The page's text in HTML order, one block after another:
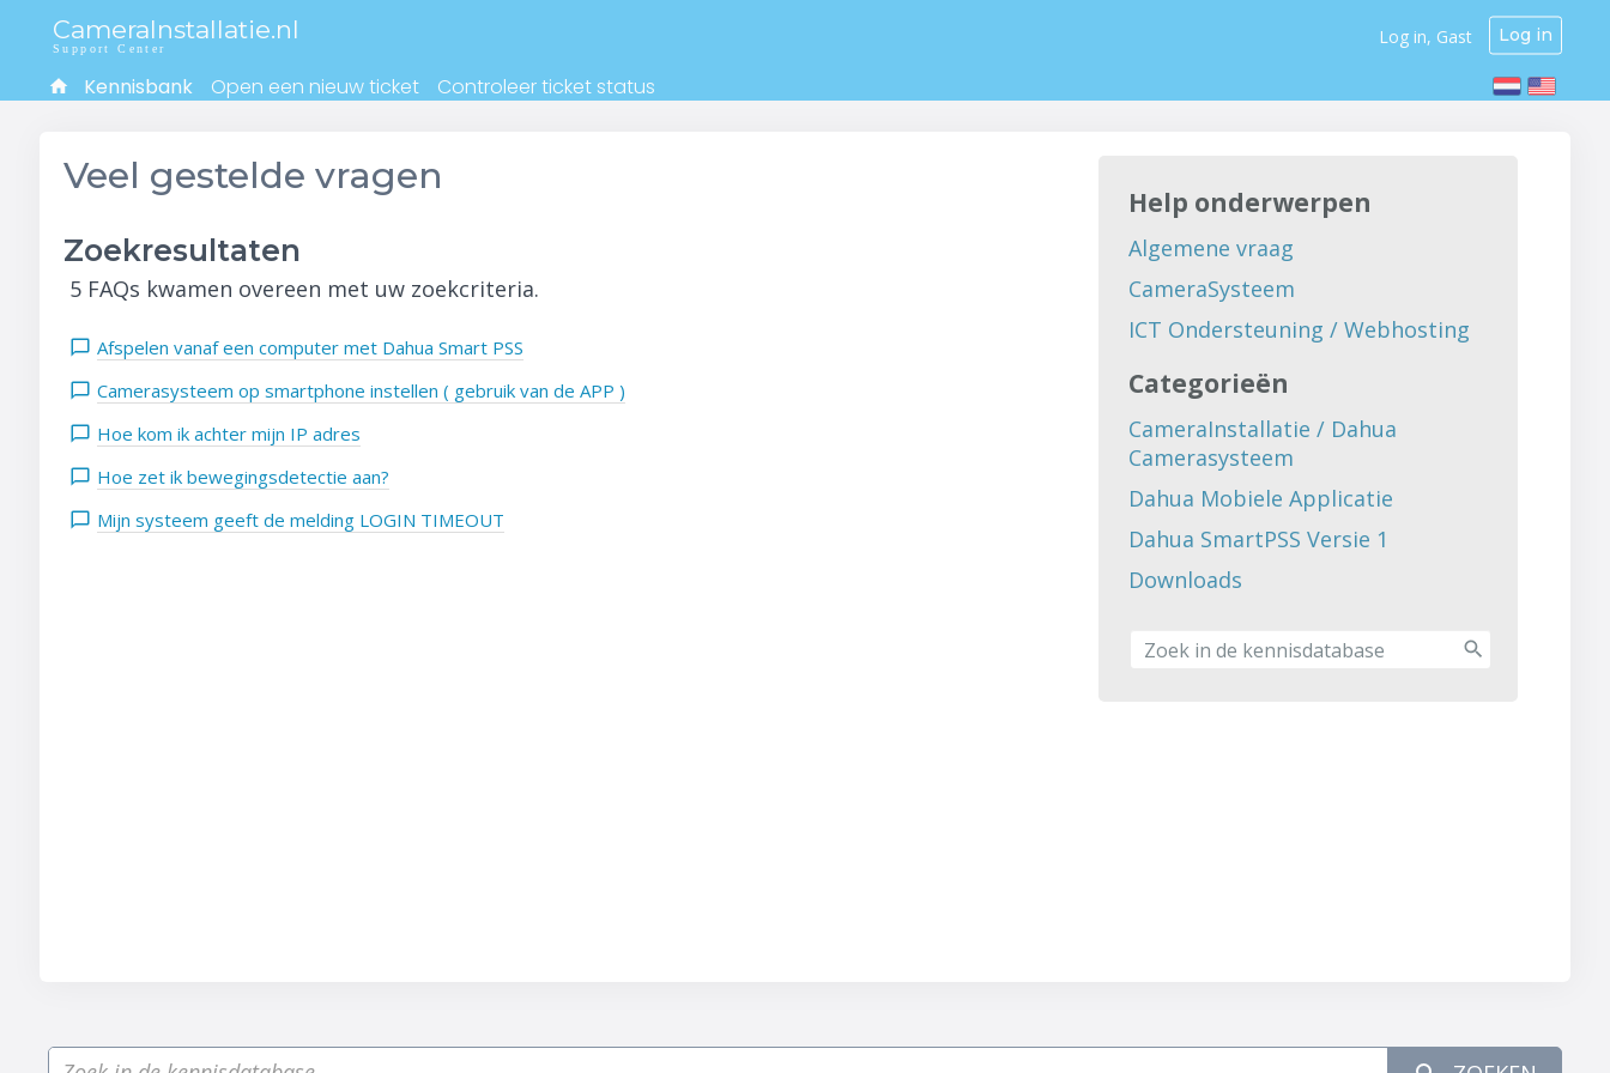
Log in, Gast Log in
CameraInstallatie.nl
Support Center
Kennisbank Open een nieuw ticket Controleer ticket status
Veel gestelde vragen
Zoekresultaten
5 FAQs kwamen overeen met uw zoekcriteria.
Afspelen vanaf een computer met Dahua Smart PSS
Camerasysteem op smartphone instellen ( gebruik van de APP )
Hoe kom ik achter mijn IP adres
Hoe zet ik bewegingsdetectie aan?
Mijn systeem geeft de melding LOGIN TIMEOUT
Help onderwerpen
Algemene vraag
CameraSysteem
ICT Ondersteuning / Webhosting
Categorieën
CameraInstallatie / Dahua
Camerasysteem
Dahua Mobiele Applicatie
Dahua SmartPSS Versie 1
Downloads